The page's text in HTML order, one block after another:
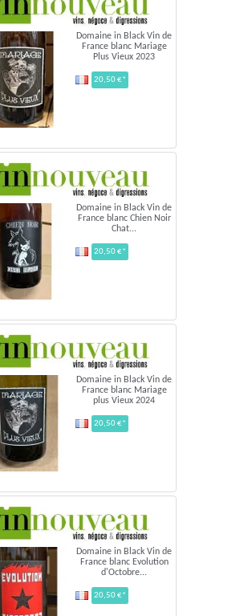
Domaine in Black Vin de
France blanc Mariage
Plus Vieux 2023
20,50 €*
Domaine in Black Vin de
France blanc Chien Noir
Chat...
20,50 €*
Domaine in Black Vin de
France blanc Mariage
plus Vieux 2024
20,50 €*
Domaine in Black Vin de
France blanc Evolution
d'Octobre...
20,50 €*